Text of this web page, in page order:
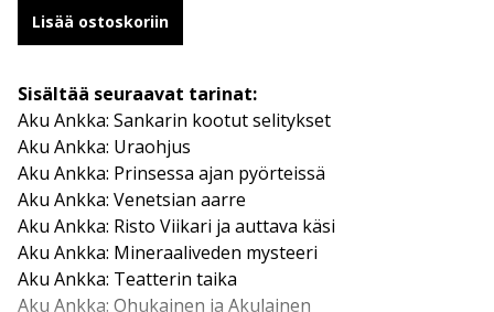
Lisää ostoskoriin
Sisältää seuraavat tarinat:
Aku Ankka: Sankarin kootut selitykset
Aku Ankka: Uraohjus
Aku Ankka: Prinsessa ajan pyörteissä
Aku Ankka: Venetsian aarre
Aku Ankka: Risto Viikari ja auttava käsi
Aku Ankka: Mineraaliveden mysteeri
Aku Ankka: Teatterin taika
Aku Ankka: Ohukainen ja Akulainen